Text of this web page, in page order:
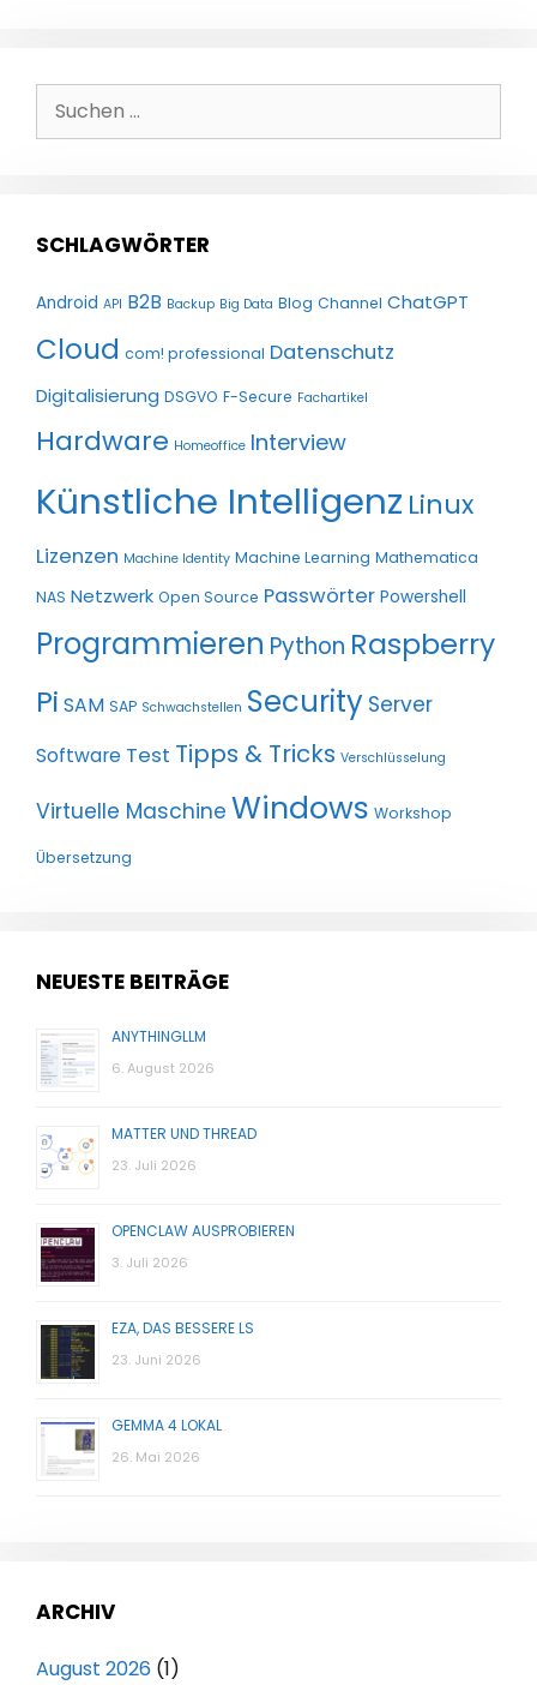
Suchen
nach:
SCHLAGWÖRTER
Android API B2B Backup Big Data Blog Channel ChatGPT
Cloud com! professional Datenschutz
Digitalisierung DSGVO F-Secure Fachartikel
Hardware Homeoffice Interview
Künstliche Intelligenz Linux
Lizenzen Machine Identity Machine Learning Mathematica
NAS Netzwerk Open Source Passwörter Powershell
Programmieren Python Raspberry
Pi SAM SAP Schwachstellen Security Server
Software Test Tipps & Tricks Verschlüsselung
Virtuelle Maschine Windows Workshop
Übersetzung
NEUESTE BEITRÄGE
ANYTHINGLLM
6. August 2026
MATTER UND THREAD
23. Juli 2026
OPENCLAW AUSPROBIEREN
3. Juli 2026
EZA, DAS BESSERE LS
23. Juni 2026
GEMMA 4 LOKAL
26. Mai 2026
ARCHIV
August 2026 (1)